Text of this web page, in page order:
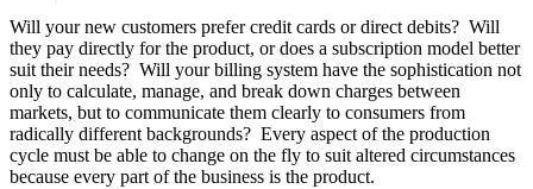
Will your new customers prefer credit cards or direct debits? Will
they pay directly for the product, or does a subscription model better
suit their needs? Will your billing system have the sophistication not
only to calculate, manage, and break down charges between
markets, but to communicate them clearly to consumers from
radically different backgrounds? Every aspect of the production
cycle must be able to change on the fly to suit altered circumstances
because every part of the business is the product.